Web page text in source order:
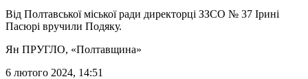
Від Полтавської міської ради директорці ЗЗСО № 37 Ірині
Пасюрі вручили Подяку.
Ян ПРУГЛО, «Полтавщина»
6 лютого 2024, 14:51